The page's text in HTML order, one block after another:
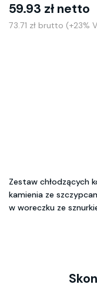
59.93 zł netto
73.71 zł brutto (+23%
Zestaw chłodzących
kamienia ze
w woreczku ze